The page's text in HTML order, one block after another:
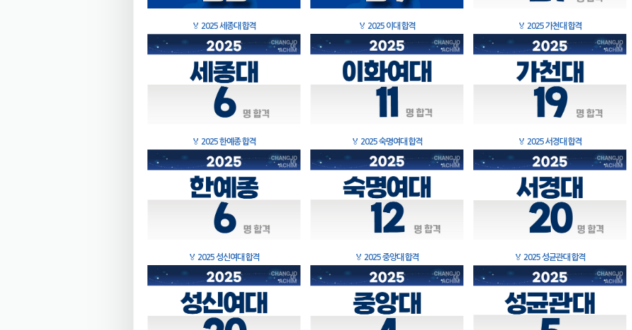
🏅 2025 세종대 합격 🏅 2025 이대 합격 🏅 2025 가천대 합격
🏅 2025 한예종 합격 🏅 2025 숙명여대 합격 🏅 2025 서경대 합격
🏅 2025 성신여대 합격 🏅 2025 중앙대 합격 🏅 2025 성균관대 합격